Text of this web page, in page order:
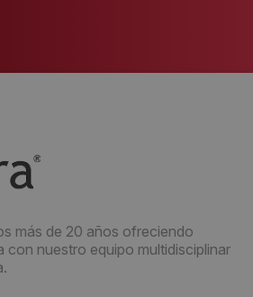
más de 20 años ofreciendo
con nuestro equipo multidisciplinar